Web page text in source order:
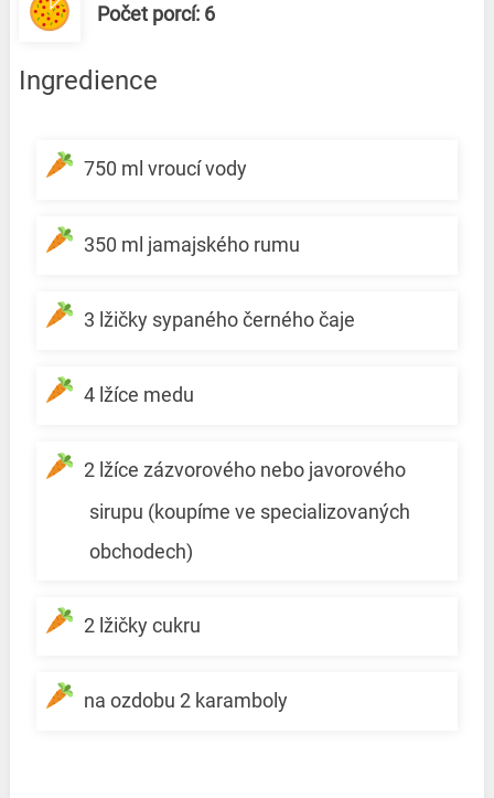
Počet porcí: 6
Ingredience
750 ml vroucí vody
350 ml jamajského rumu
3 lžičky sypaného černého čaje
4 lžíce medu
2 lžíce zázvorového nebo javorového
sirupu (koupíme ve specializovaných
obchodech)
2 lžičky cukru
na ozdobu 2 karamboly